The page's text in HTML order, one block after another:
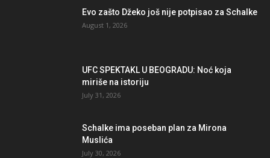
Evo zašto Džeko još nije potpisao za Schalke
August 1, 2026
UFC SPEKTAKL U BEOGRADU: Noć koja
miriše na istoriju
July 31, 2026
Schalke ima poseban plan za Mirona
Muslića
July 30, 2026